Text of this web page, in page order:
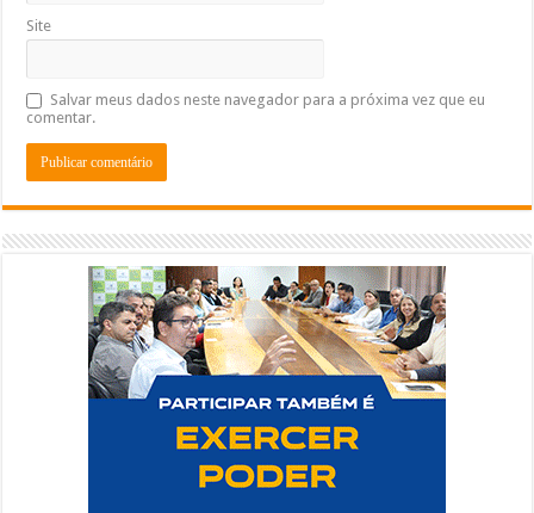
Site
Salvar meus dados neste navegador para a próxima vez que eu
comentar.